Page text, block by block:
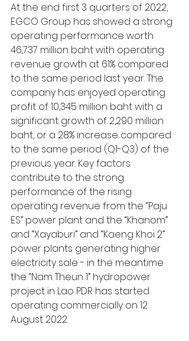
At the end first 3 quarters of 2022,
EGCO Group has showed a strong
operating performance worth
46,737 million baht with operating
revenue growth at 61% compared
to the same period last year. The
company has enjoyed operating
profit of 10,345 million baht with a
significant growth of 2,290 million
baht, or a 28% increase compared
to the same period (Q1-Q3) of the
previous year. Key factors
contribute to the strong
performance of the rising
operating revenue from the “Paju
ES” power plant and the “Khanom”
and “Xayaburi” and “Kaeng Khoi 2”
power plants generating higher
electricity sale - in the meantime
the “Nam Theun 1” hydropower
project in Lao PDR has started
operating commercially on 12
August 2022.